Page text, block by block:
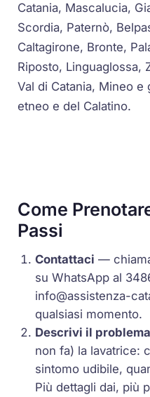
Catania, Mascalucia,
Scordia, Paternò,
Caltagirone, Bronte,
Riposto, Linguaglossa,
Val di Catania, Mineo
etneo e del Calatino.
Come
Passi
Contattaci —
su WhatsApp al
info@assistenza-
qualsiasi momento.
Descrivi il problema
non fa) la lavatrice:
sintomo udibile,
Più dettagli dai, più